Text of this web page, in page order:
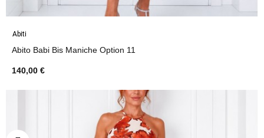
Abiti
Abito Babi Bis Maniche Option 11
140,00 €